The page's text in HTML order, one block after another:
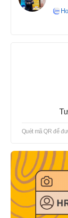
tuyển → Offer
Quét mã QR để